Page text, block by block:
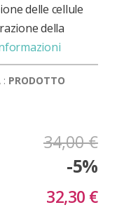
delle cellule
della
: PRODOTTO
34,00 €
-5%
32,30 €